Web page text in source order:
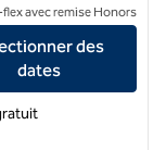
Hilton Georgetown
avec remise Honors
des
dates